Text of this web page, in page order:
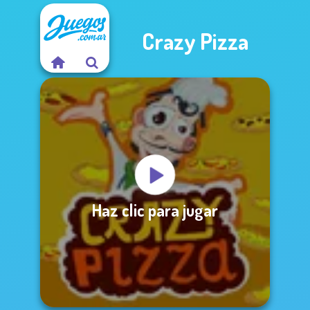
Crazy Pizza
Haz clic para jugar